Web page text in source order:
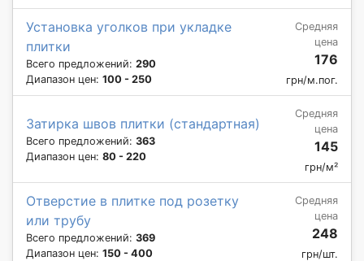
Установка уголков при укладке
плитки
Всего предложений: 290
Диапазон цен: 100 - 250
Средняя
цена
176
грн/м.пог.
Затирка швов плитки (стандартная)
Всего предложений: 363
Диапазон цен: 80 - 220
Средняя
цена
145
грн/м²
Отверстие в плитке под розетку
или трубу
Всего предложений: 369
Диапазон цен: 150 - 400
Средняя
цена
248
грн/шт.